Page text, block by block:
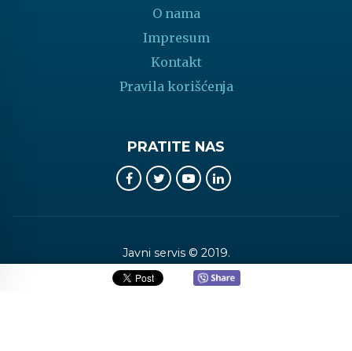
O nama
Impresum
Kontakt
Pravila korišćenja
PRATITE NAS
Javni servis © 2019.